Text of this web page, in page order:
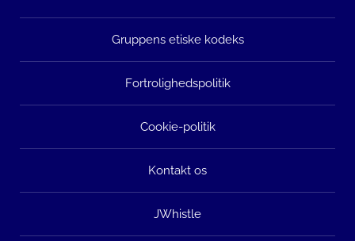
Gruppens etiske kodeks
Fortrolighedspolitik
Cookie-politik
Kontakt os
JWhistle